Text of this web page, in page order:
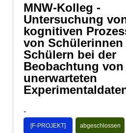
MNW-Kolleg -
Untersuchung
kognitiven
von Schülerinnen
Schülern bei der
Beobachtung von
unerwarteten
-
[F-PROJEKT] abgeschlossen